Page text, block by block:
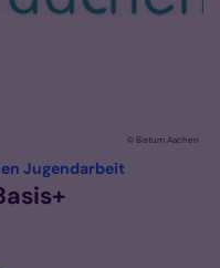
© Bistum Aachen
Jugendarbeit: